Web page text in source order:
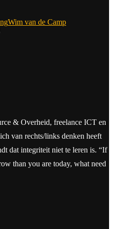
Wim van de Camp
& Overheid, freelance ICT en
van rechts/links denken heeft
dat integriteit niet te leren is. “If
than you are today, what need